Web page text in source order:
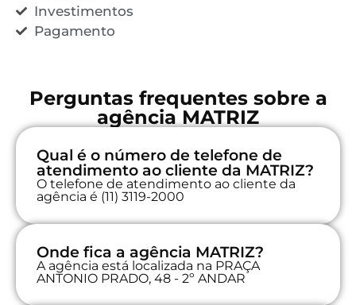
Investimentos
Pagamento
Perguntas frequentes sobre a
agência MATRIZ
Qual é o número de telefone de
atendimento ao cliente da MATRIZ?
O telefone de atendimento ao cliente da
agência é (11) 3119-2000
Onde fica a agência MATRIZ?
A agência está localizada na PRAÇA
ANTONIO PRADO, 48 - 2º ANDAR